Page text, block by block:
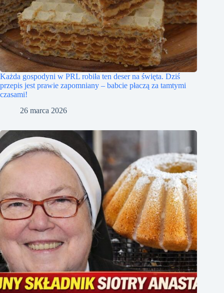
Każda gospodyni w PRL robiła ten deser na święta. Dziś
przepis jest prawie zapomniany – babcie płaczą za tamtymi
czasami!
26 marca 2026